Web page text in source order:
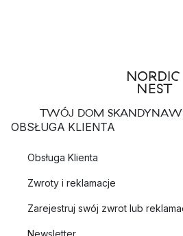
TWÓJ DOM
OBSŁUGA KLIENTA
Obsługa Klienta
Zwroty i reklamacje
Zarejestruj swój zwrot lub
Newsletter